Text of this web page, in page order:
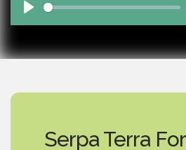
Play
Serpa Terra